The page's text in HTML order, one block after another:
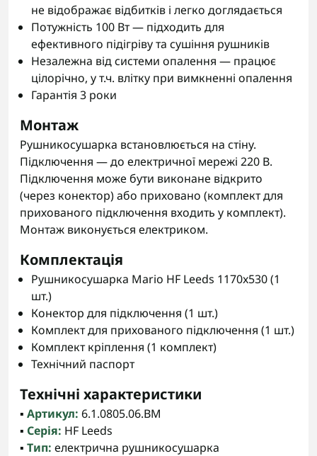
не відображає відбитків і легко доглядається
Потужність 100 Вт — підходить для
ефективного підігріву та сушіння рушників
Незалежна від системи опалення — працює
цілорічно, у т.ч. влітку при вимкненні опалення
Гарантія 3 роки
Монтаж
Рушникосушарка встановлюється на стіну.
Підключення — до електричної мережі 220 В.
Підключення може бути виконане відкрито
(через конектор) або приховано (комплект для
прихованого підключення входить у комплект).
Монтаж виконується електриком.
Комплектація
Рушникосушарка Mario HF Leeds 1170x530 (1
шт.)
Конектор для підключення (1 шт.)
Комплект для прихованого підключення (1 шт.)
Комплект кріплення (1 комплект)
Технічний паспорт
Технічні характеристики
▪️ Артикул: 6.1.0805.06.BM
▪️ Серія: HF Leeds
▪️ Тип: електрична рушникосушарка